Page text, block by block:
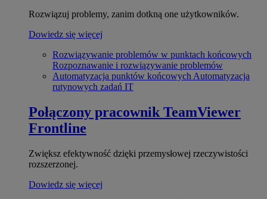
Rozwiązuj problemy, zanim dotkną one użytkowników.
Dowiedz się więcej
Rozwiązywanie problemów w punktach końcowych
Rozpoznawanie i rozwiązywanie problemów
Automatyzacja punktów końcowych Automatyzacja
rutynowych zadań IT
Połączony pracownik TeamViewer
Frontline
Zwiększ efektywność dzięki przemysłowej rzeczywistości
rozszerzonej.
Dowiedz się więcej